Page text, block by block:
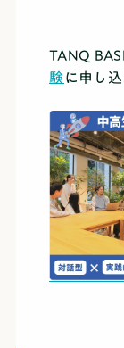
TANQ
験に申し